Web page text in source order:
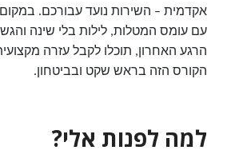
אקדמית – השירות נועד עבורכם.
עם עומס המטלות, לילות בלי שינה
הרגע האחרון, תוכלו לקבל עזרה
הקורס הזה בראש שקט ובביטחון.
למה לפנות אלי?